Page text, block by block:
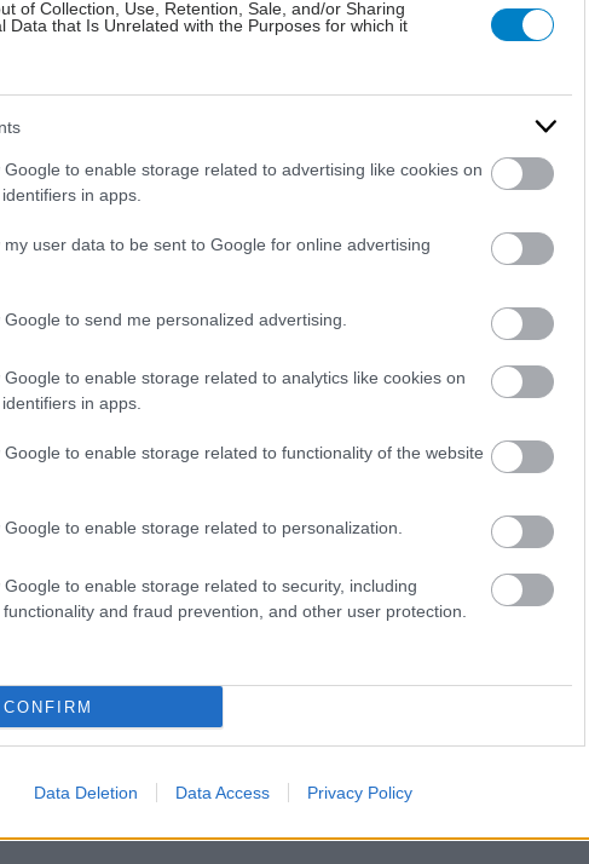
of Collection, Use, Retention, Sale, and/or Sharing
Data that Is Unrelated with the Purposes for which it
Google to enable storage related to advertising like cookies on
in apps.
my user data to be sent to Google for online advertising
to send me personalized advertising.
Google to enable storage related to analytics like cookies on
in apps.
Google to enable storage related to functionality of the website
to enable storage related to personalization.
Google to enable storage related to security, including
and fraud prevention, and other user protection.
CONFIRM
Data Deletion Data Access Privacy Policy